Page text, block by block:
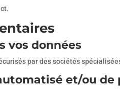
vos données
par des sociétés
et/ou de